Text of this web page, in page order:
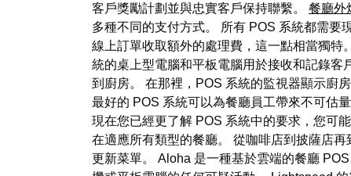
客戶獎勵計劃並與忠實客戶保持聯繫。 餐廳外
多種不同的支付方式。 所有 POS 系統都需要
線上訂單收取額外的處理費，這一點相當獨特
統的桌上型電腦和平板電腦用於接收和記錄客
到廚房。 在那裡，POS 系統的監視器顯示廚
最好的 POS 系統可以為餐廳員工帶來不可估
現在您已經更了解 POS 系統中的要求，您可
在適應所有類型的餐廳。 從咖啡店到披薩店
更新菜單。 Aloha 是一種基於雲端的餐廳